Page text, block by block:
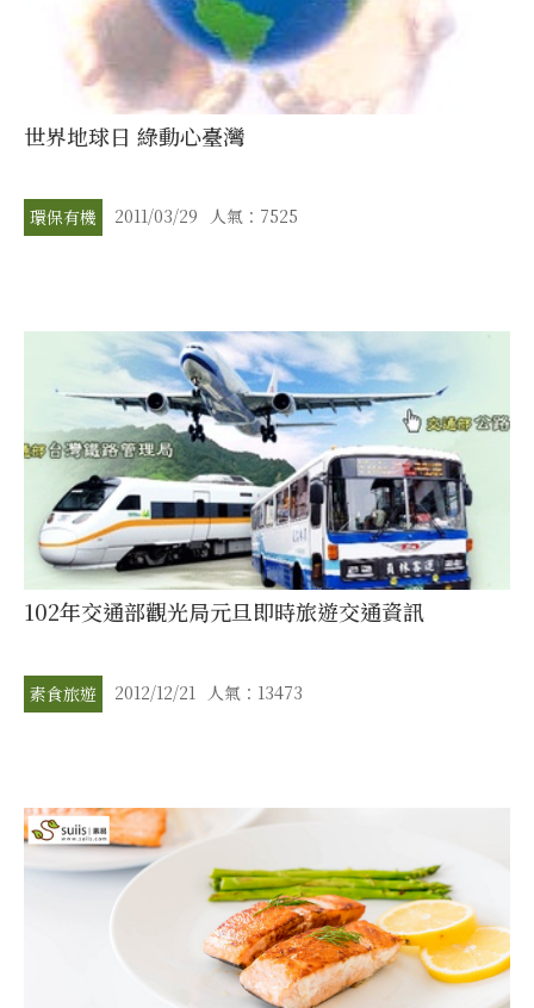
世界地球日 綠動心臺灣
環保有機 2011/03/29 人氣：7525
102年交通部觀光局元旦即時旅遊交通資訊
素食旅遊 2012/12/21 人氣：13473